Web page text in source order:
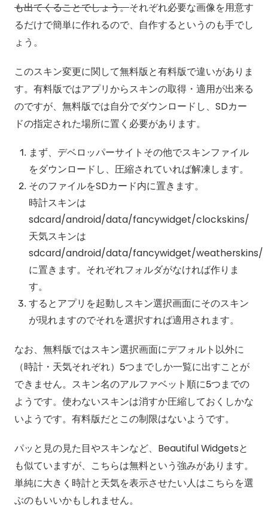
も出てくることでしょう。それぞれ必要な画像を用意す
るだけで簡単に作れるので、自作するというのも手でし
ょう。
このスキン変更に関して無料版と有料版で違いがありま
す。有料版ではアプリからスキンの取得・適用が出来る
のですが、無料版では自分でダウンロードし、SDカー
ドの指定された場所に置く必要があります。
まず、デベロッパーサイトその他でスキンファイル
をダウンロードし、圧縮されていれば解凍します。
そのファイルをSDカード内に置きます。
時計スキンは
sdcard/android/data/fancywidget/clockskins/
天気スキンは
sdcard/android/data/fancywidget/weatherskins/
に置きます。それぞれフォルダがなければ作りま
す。
するとアプリを起動しスキン選択画面にそのスキン
が現れますのでそれを選択すれば適用されます。
なお、無料版ではスキン選択画面にデフォルト以外に
（時計・天気それぞれ）5つまでしか一覧に出すことが
できません。スキン名のアルファベット順に5つまでの
ようです。使わないスキンは消すか圧縮しておくしかな
いようです。有料版だとこの制限はないようです。
パッと見の見た目やスキンなど、Beautiful Widgetsと
も似ていますが、こちらは無料という強みがあります。
単純に大きく時計と天気を表示させたい人はこちらを選
ぶのもいいかもしれません。